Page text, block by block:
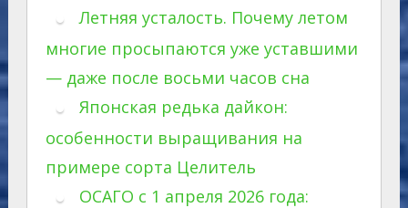
Летняя усталость. Почему летом
многие просыпаются уже уставшими
— даже после восьми часов сна
Японская редька дайкон:
особенности выращивания на
примере сорта Целитель
ОСАГО с 1 апреля 2026 года: